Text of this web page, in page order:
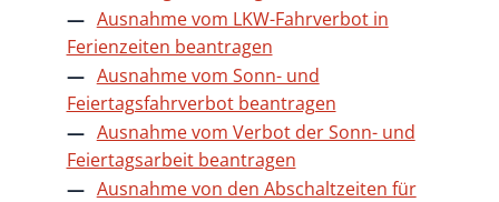
Ausnahme vom LKW-Fahrverbot in
Ferienzeiten beantragen
Ausnahme vom Sonn- und
Feiertagsfahrverbot beantragen
Ausnahme vom Verbot der Sonn- und
Feiertagsarbeit beantragen
Ausnahme von den Abschaltzeiten für